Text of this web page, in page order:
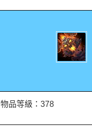
物品等級：378